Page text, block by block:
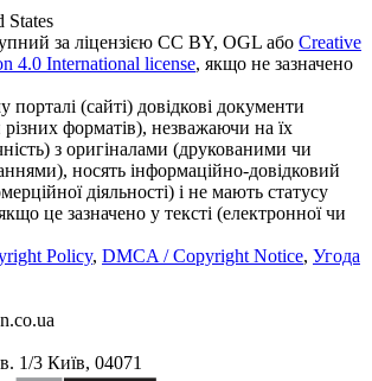
States
за ліцензією CC BY, OGL або Creative
4.0 International license, якщо не зазначено
порталі (сайті) довідкові документи
форматів), незважаючи на їх
з оригіналами (друкованими чи
носять інформаційно-довідковий
діяльності) і не мають статусу
це зазначено у тексті (електронної чи
Policy, DMCA / Copyright Notice, Угода
1/3 Київ, 04071